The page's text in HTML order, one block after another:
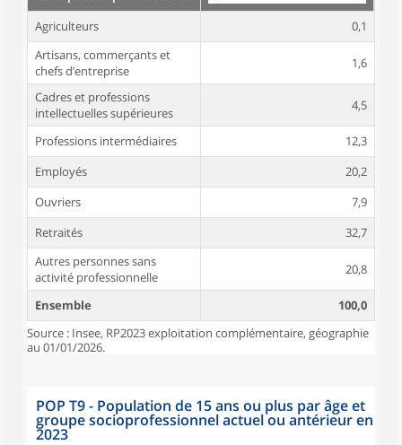
Agriculteurs
0,1
Artisans, commerçants et
chefs d’entreprise
1,6
Cadres et professions
intellectuelles supérieures
4,5
Professions intermédiaires
12,3
Employés
20,2
Ouvriers
7,9
Retraités
32,7
Autres personnes sans
activité professionnelle
20,8
Ensemble
100,0
Source : Insee, RP2023 exploitation complémentaire, géographie
au 01/01/2026.
POP T9 - Population de 15 ans ou plus par âge et
groupe socioprofessionnel actuel ou antérieur en
2023